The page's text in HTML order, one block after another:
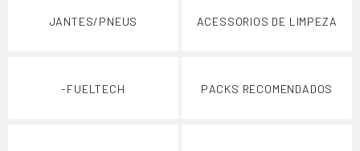
JANTES/PNEUS ACESSORIOS DE LIMPEZA
-FUELTECH PACKS RECOMENDADOS